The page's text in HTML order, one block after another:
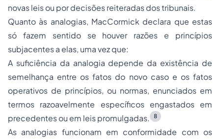
novas leis ou por decisões reiteradas dos tribunais.
Quanto às analogias, MacCormick declara que estas
só fazem sentido se houver razões e princípios
subjacentes a elas, uma vez que:
A suficiência da analogia depende da existência de
semelhança entre os fatos do novo caso e os fatos
operativos de princípios, ou normas, enunciados em
termos razoavelmente específicos engastados em
precedentes ou em leis promulgadas.
8
As analogias funcionam em conformidade com os